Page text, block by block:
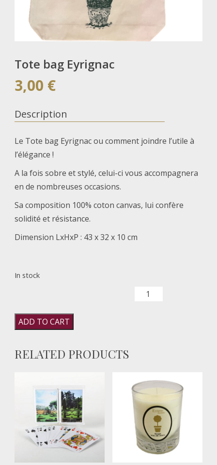
Tote bag Eyrignac
3,00 €
Description
Le Tote bag Eyrignac ou comment joindre l’utile à
l’élégance !
A la fois sobre et stylé, celui-ci vous accompagnera
en de nombreuses occasions.
Sa composition 100% coton canvas, lui confère
solidité et résistance.
Dimension LxHxP : 43 x 32 x 10 cm
In stock
ADD TO CART
RELATED PRODUCTS